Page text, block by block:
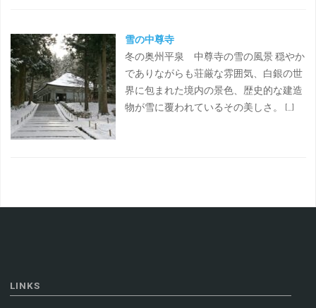
雪の中尊寺
冬の奥州平泉 中尊寺の雪の風景 穏やか
でありながらも荘厳な雰囲気、白銀の世
界に包まれた境内の景色、歴史的な建造
物が雪に覆われているその美しさ。 […]
LINKS